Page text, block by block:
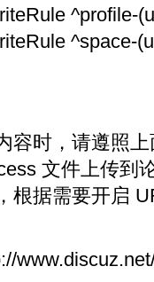
^profile-
^space-
容时，请遵照
文件上传到
根据需要开启